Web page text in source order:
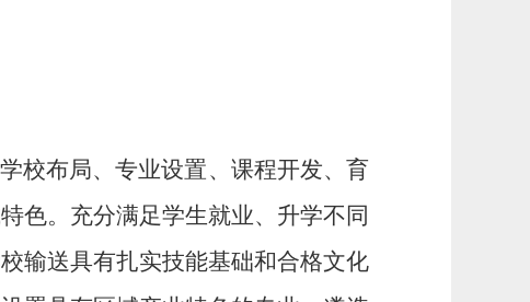
学校布局、专业设置、课程开发、育
色。 充分满足学生就业、升学不同
输送具有扎实技能基础和合格文化